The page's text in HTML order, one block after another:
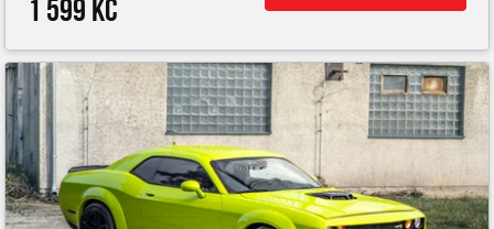
1 599 Kč